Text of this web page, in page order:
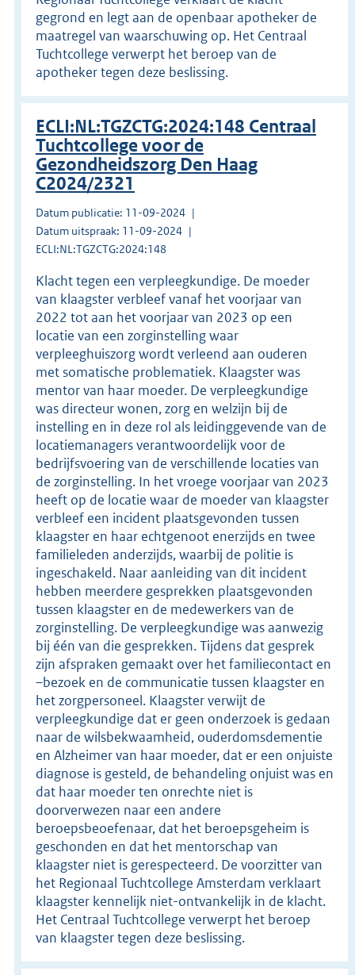
gegrond en legt aan de openbaar apotheker de
maatregel van waarschuwing op. Het Centraal
Tuchtcollege verwerpt het beroep van de
apotheker tegen deze beslissing.
ECLI:NL:TGZCTG:2024:148 Centraal
Tuchtcollege voor de
Gezondheidszorg Den Haag
C2024/2321
Datum publicatie: 11-09-2024
Datum uitspraak: 11-09-2024
ECLI:NL:TGZCTG:2024:148
Klacht tegen een verpleegkundige. De moeder
van klaagster verbleef vanaf het voorjaar van
2022 tot aan het voorjaar van 2023 op een
locatie van een zorginstelling waar
verpleeghuiszorg wordt verleend aan ouderen
met somatische problematiek. Klaagster was
mentor van haar moeder. De verpleegkundige
was directeur wonen, zorg en welzijn bij de
instelling en in deze rol als leidinggevende van de
locatiemanagers verantwoordelijk voor de
bedrijfsvoering van de verschillende locaties van
de zorginstelling. In het vroege voorjaar van 2023
heeft op de locatie waar de moeder van klaagster
verbleef een incident plaatsgevonden tussen
klaagster en haar echtgenoot enerzijds en twee
familieleden anderzijds, waarbij de politie is
ingeschakeld. Naar aanleiding van dit incident
hebben meerdere gesprekken plaatsgevonden
tussen klaagster en de medewerkers van de
zorginstelling. De verpleegkundige was aanwezig
bij één van die gesprekken. Tijdens dat gesprek
zijn afspraken gemaakt over het familiecontact en
–bezoek en de communicatie tussen klaagster en
het zorgpersoneel. Klaagster verwijt de
verpleegkundige dat er geen onderzoek is gedaan
naar de wilsbekwaamheid, ouderdomsdementie
en Alzheimer van haar moeder, dat er een onjuiste
diagnose is gesteld, de behandeling onjuist was en
dat haar moeder ten onrechte niet is
doorverwezen naar een andere
beroepsbeoefenaar, dat het beroepsgeheim is
geschonden en dat het mentorschap van
klaagster niet is gerespecteerd. De voorzitter van
het Regionaal Tuchtcollege Amsterdam verklaart
klaagster kennelijk niet-ontvankelijk in de klacht.
Het Centraal Tuchtcollege verwerpt het beroep
van klaagster tegen deze beslissing.